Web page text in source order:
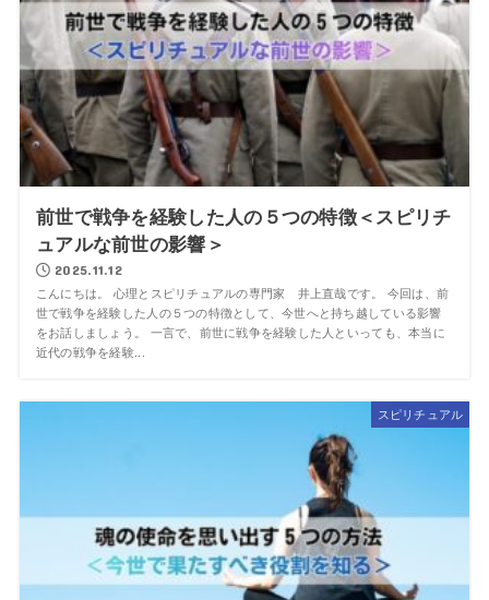
前世で戦争を経験した人の５つの特徴＜スピリチ
ュアルな前世の影響＞
2025.11.12
こんにちは。 心理とスピリチュアルの専門家 井上直哉です。 今回は、前
世で戦争を経験した人の５つの特徴として、今世へと持ち越している影響
をお話しましょう。 一言で、前世に戦争を経験した人といっても、本当に
近代の戦争を経験...
スピリチュアル